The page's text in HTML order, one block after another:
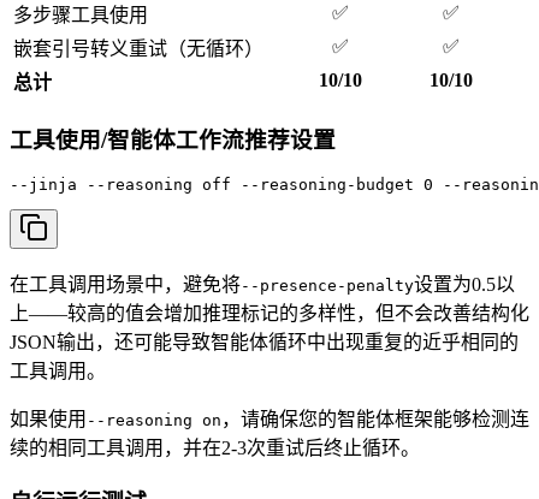
多步骤工具使用
✅
✅
嵌套引号转义重试（无循环）
✅
✅
总计
10/10 10/10
工具使用/智能体工作流推荐设置
--jinja --reasoning off --reasoning-budget 0 --
在工具调用场景中，避免将--presence-penalty设置为0.5以
上——较高的值会增加推理标记的多样性，但不会改善结构化
JSON输出，还可能导致智能体循环中出现重复的近乎相同的
工具调用。
如果使用 --reasoning on ，请确保您的智能体框架能够检测连
续的相同工具调用，并在2-3次重试后终止循环。